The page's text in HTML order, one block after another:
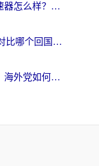
海外党自救指南：归雁加速器怎么样？教你避开坑实现国内资源无缝访问
ChickCN VPN和旋风VPN对比哪个回国效果更好？海外用户的选择困境与出路
雷神手游和六毫秒哪个好？海外党如何真正解锁国内资源